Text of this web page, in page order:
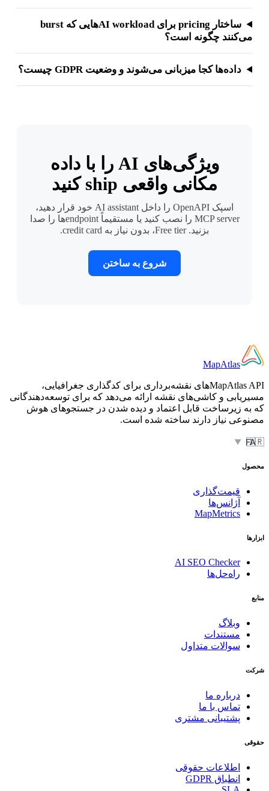
ساختار pricing برای AI workload‌هایی که burst
می‌کنند چگونه است؟
داده‌ها کجا میزبانی می‌شوند و وضعیت GDPR چیست؟
ویژگی‌های AI را با داده
مکانی واقعی ship کنید
اسپک OpenAPI را داخل AI assistant خود قرار دهید،
MCP server را نصب کنید یا مستقیماً endpoint‌ها را صدا
بزنید. Free tier، بدون نیاز به credit card.
شروع به ساختن
MapAtlas
MapAtlas APIهای نقشه‌برداری برای کدگذاری جغرافیایی،
مسیریابی و کاشی‌های نقشه ارائه می‌دهد که برای توسعه‌دهندگانی
که به زیرساخت قابل اعتماد و دیده شدن در جستجوهای هوش
مصنوعی نیاز دارند ساخته شده است.
🇮🇷
FA
▼
محصول
قیمت‌گذاری
آژانس‌ها
MapMetrics
ابزارها
AI SEO Checker
راه‌حل‌ها
منابع
وبلاگ
مستندات
سوالات متداول
شرکت
درباره ما
تماس با ما
پشتیبانی مشتری
حقوقی
اطلاعات حقوقی
انطباق GDPR